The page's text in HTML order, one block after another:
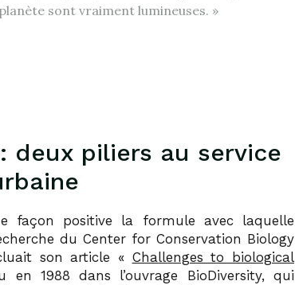
sont vraiment lumineuses. »
deux piliers au service
façon positive la formule avec laquelle
du Center for Conservation Biology
son article « Challenges to biological
en 1988 dans l’ouvrage BioDiversity, qui